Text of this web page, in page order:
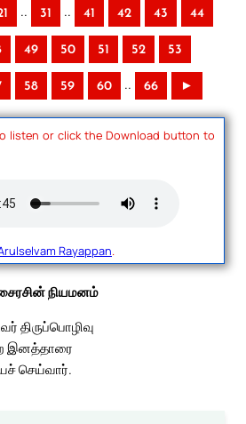
.. 31 .. 41 42 43 44
49 50 51 52 53
58 59 60 .. 66 ►
listen or click the Download button to
Rayappan.
நியமனம்
திருப்பொழிவு
இனத்தாரை
செய்வார்.